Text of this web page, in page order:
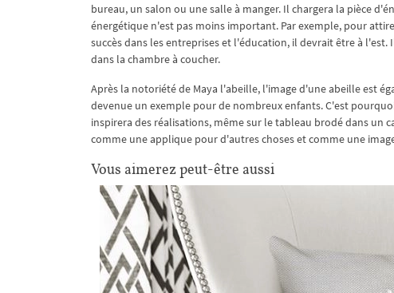
bureau, un salon ou une salle à manger. Il chargera la pièce
énergétique n'est pas moins important. Par exemple, pour
succès dans les entreprises et l'éducation, il devrait être à
dans la chambre à coucher.
Après la notoriété de Maya l'abeille, l'image d'une abeille est
devenue un exemple pour de nombreux enfants. C'est
inspirera des réalisations, même sur le tableau brodé dans
comme une applique pour d'autres choses et comme une
Vous aimerez peut-être aussi